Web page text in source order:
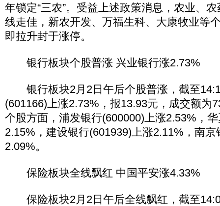
年锁定“三农”。受益上述政策消息，农业、
线走佳，新农开发、万福生科、大康牧业等
即拉升封于涨停。
银行板块个股普涨 兴业银行涨2.73%
银行板块2月2日午后个股普涨，截至
(601166)上涨2.73%，报13.93元，成交额为
个股方面，浦发银行(600000)上涨2.53%，
2.15%，建设银行(601939)上涨2.11%，南
2.09%。
保险板块全线飘红 中国平安涨4.33%
保险板块2月2日午后全线飘红，截至